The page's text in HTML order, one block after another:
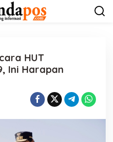
HUT
Ini Harapan